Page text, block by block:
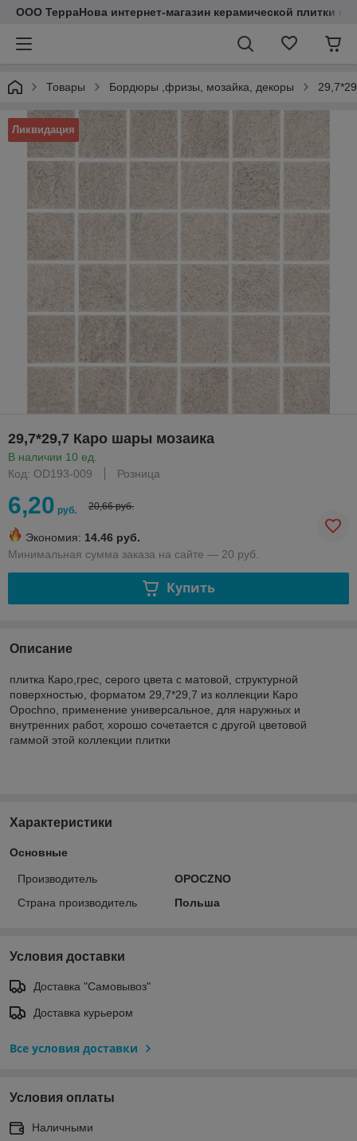
ООО ТерраНова интернет-магазин керамической плитки и
Товары Бордюры ,фризы, мозайка, декоры
Ликвидация
29,7*29,7 Каро шары мозаика
В наличии 10 ед.
Код: OD193-009
Розница
6,20 руб. 20,66 руб.
Экономия: 14.46 руб.
Минимальная сумма заказа на сайте — 20 руб.
Купить
Описание
плитка Каро,грес, серого цвета с матовой, структурной
поверхностью, форматом 29,7*29,7 из коллекции Каро
Opochno, применение универсальное, для наружных и
внутренних работ, хорошо сочетается с другой цветовой
гаммой этой коллекции плитки
Характеристики
Основные
Производитель
OPOCZNO
Страна производитель
Польша
Условия доставки
Доставка "Самовывоз"
Доставка курьером
Все условия доставки
Условия оплаты
Наличными